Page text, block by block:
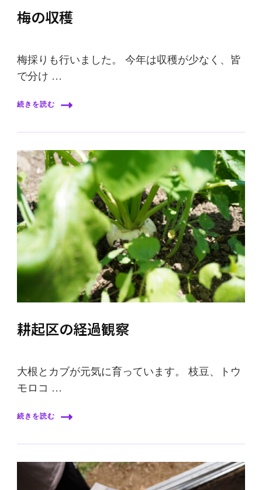
梅の収穫
梅採りも行いました。 今年は収穫が少なく、皆
で分け …
続きを読む
耕起区の経過観察
大根とカブが元気に育っています。 枝豆、トウ
モロコ …
続きを読む